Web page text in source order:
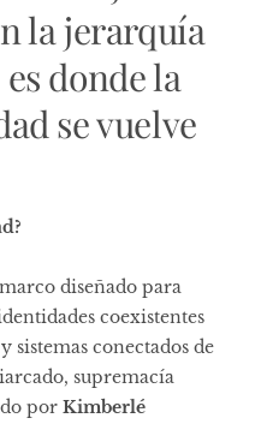
la jerarquía
donde la
se vuelve
diseñado para
coexistentes
sistemas conectados de
supremacía
por Kimberlé